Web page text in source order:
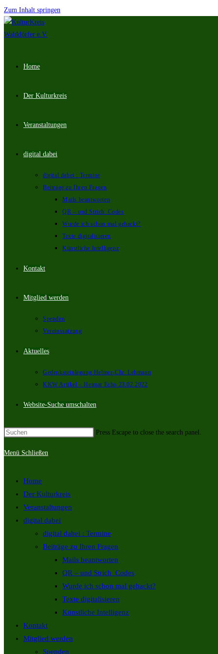
Zum Inhalt springen
Home
Der Kulturkreis
Veranstaltungen
digital dabei
digital dabei : Termine
Beiträge zu Ihren Fragen
Mails beantworten
QR – und Strich_Codes
Wurde ich schon mal gehackt?
Texte digitalisieren
Künstliche Intelligenz
Kontakt
Mitglied werden
Spenden
Vereinssatzung
Aktuelles
Gedenksteinlegung Helmer-Chr. Lehmann
KKW Artikel – Heimat Echo 23.02.2022
Website-Suche umschalten
Press Escape to close the search panel.
Menü Schließen
Home
Der Kulturkreis
Veranstaltungen
digital dabei
digital dabei : Termine
Beiträge zu Ihren Fragen
Mails beantworten
QR – und Strich_Codes
Wurde ich schon mal gehackt?
Texte digitalisieren
Künstliche Intelligenz
Kontakt
Mitglied werden
Spenden